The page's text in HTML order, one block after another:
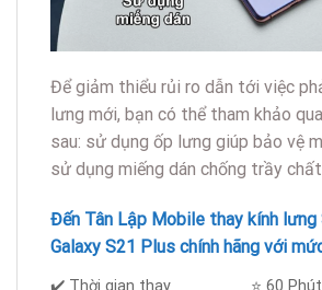
Để giảm thiểu rủi ro dẫn tới việc
lưng mới, bạn có thể tham khảo
sau: sử dụng ốp lưng giúp bảo vệ
sử dụng miếng dán chống trầy
Đến Tân Lập Mobile thay kính lưng
Galaxy S21 Plus chính hãng với